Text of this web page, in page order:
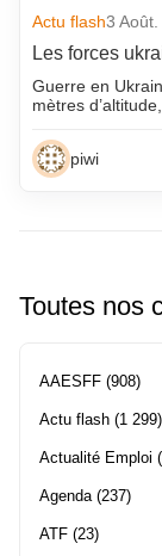
Actu flash3
Les forces
Guerre en
mètres
piwi
Toutes nos
AAESFF (908)
Actu flash (1 299)
Actualité Emploi
Agenda(237)
ATF (23)